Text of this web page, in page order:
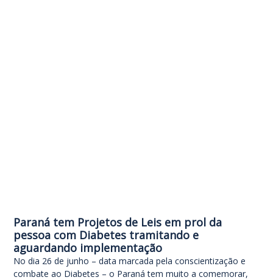
Paraná tem Projetos de Leis em prol da
pessoa com Diabetes tramitando e
aguardando implementação
No dia 26 de junho – data marcada pela conscientização e
combate ao Diabetes – o Paraná tem muito a comemorar,